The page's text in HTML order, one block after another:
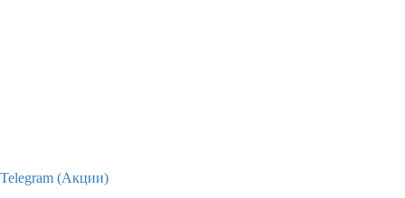
Telegram (Акции)